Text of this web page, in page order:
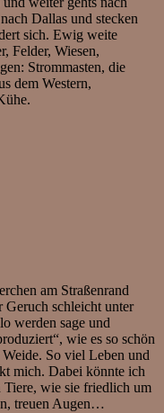
Dallas und stecken
sich. Ewig weite
Felder, Wiesen,
Strommasten, die
dem Western,
am Straßenrand
Geruch schleicht unter
werden sage und
wie es so schön
So viel Leben und
mich. Dabei könnte ich
Tiere, wie sie friedlich um
treuen Augen…